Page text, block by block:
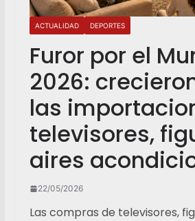
ACTUALIDAD DEPORTES
Furor por el
2026:
las
televisores,
aires
22/05/2026
Las compras de televisores,